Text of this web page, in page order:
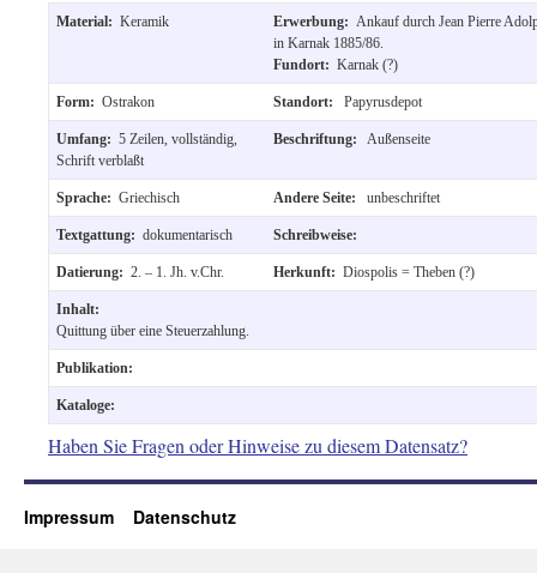
Material: Keramik Erwerbung: Ankauf durch Jean Pierre
in Karnak 1885/86.
Fundort: Karnak (?)
Form: Ostrakon Standort: Papyrusdepot
Umfang: 5 Zeilen, vollständig,
Schrift verblaßt
Beschriftung: Außenseite
Sprache: Griechisch Andere Seite: unbeschriftet
Textgattung: dokumentarisch Schreibweise:
Datierung: 2. – 1. Jh. v.Chr. Herkunft: Diospolis = Theben (?)
Inhalt:
Quittung über eine Steuerzahlung.
Publikation:
Kataloge:
Haben Sie Fragen oder Hinweise zu diesem Datensatz?
Impressum Datenschutz